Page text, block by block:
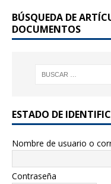
o
k
BÚSQUEDA DE
DOCUMENTOS
ESTADO DE
Nombre de usuario o
Contraseña